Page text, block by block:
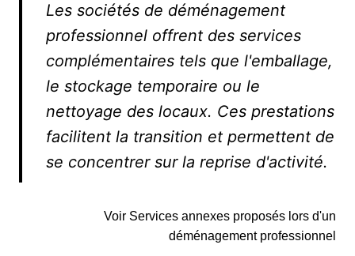
Les sociétés de déménagement
professionnel offrent des services
complémentaires tels que l'emballage,
le stockage temporaire ou le
nettoyage des locaux. Ces prestations
facilitent la transition et permettent de
se concentrer sur la reprise d'activité.
Voir Services annexes proposés lors d'un
déménagement professionnel